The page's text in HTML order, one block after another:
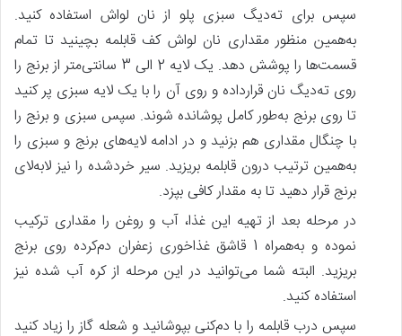
سپس برای ته‌دیگ سبزی پلو از نان لواش استفاده کنید.
به‌همین منظور مقداری نان لواش کف قابلمه بچینید تا تمام
قسمت‌ها را پوشش دهد. یک لایه 2 الی 3 سانتی‌متر از برنج را
روی ته‌دیگ نان قرارداده و روی آن را با یک لایه سبزی پر کنید
تا روی برنج به‌طور کامل پوشانده شوند. سپس سبزی و برنج را
با چنگال مقداری هم بزنید و در ادامه لایه‌های برنج و سبزی را
به‌همین ترتیب درون قابلمه بریزید. سیر خردشده را نیز لابه‌لای
برنج قرار دهید تا به مقدار کافی بپزد.
در مرحله بعد از تهیه این غذا، آب و روغن را مقداری ترکیب
نموده و به‌همراه 1 قاشق غذاخوری زعفران دم‌کرده روی برنج
بریزید. البته شما می‌توانید در این مرحله از کره آب شده نیز
استفاده کنید.
سپس درب قابلمه را با دم‌کنی بپوشانید و شعله گاز را زیاد کنید